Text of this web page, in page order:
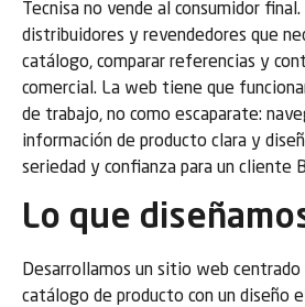
Tecnisa no vende al consumidor final.
distribuidores y revendedores que
catálogo, comparar referencias y
comercial. La web tiene que
de trabajo, no como escaparate:
información de producto clara y
seriedad y confianza para un cliente
Lo que
Desarrollamos un sitio web centrado
catálogo de producto con un diseño